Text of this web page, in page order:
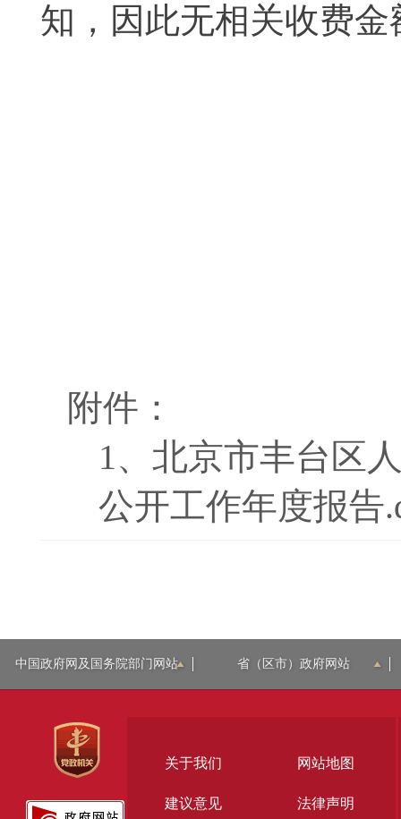
知，因此无相关收费
附件：
1、 北京市丰台区
公开工作年度报告
中国政府网及国务院部门网站 省（区市）政府网站
关于我们 网站地图
建议意见 法律声明